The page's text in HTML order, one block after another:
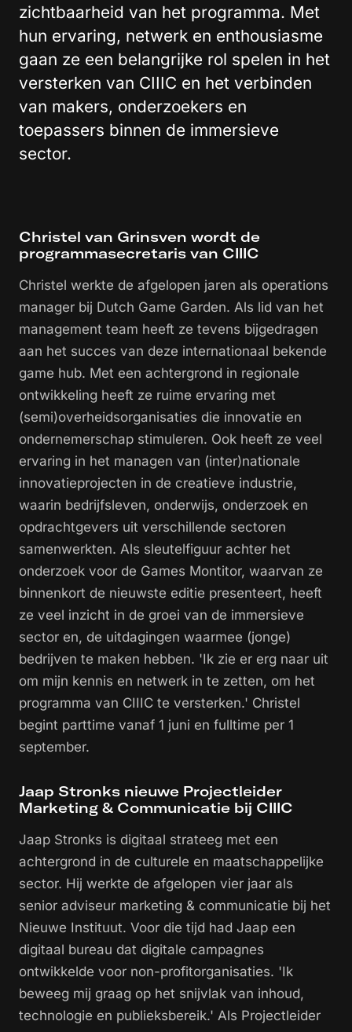
zichtbaarheid van het programma. Met
hun ervaring, netwerk en enthousiasme
gaan ze een belangrijke rol spelen in het
versterken van CIIIC en het verbinden
van makers, onderzoekers en
toepassers binnen de immersieve
sector.
Christel van Grinsven wordt de
programmasecretaris van CIIIC
Christel werkte de afgelopen jaren als operations
manager bij Dutch Game Garden. Als lid van het
management team heeft ze tevens bijgedragen
aan het succes van deze internationaal bekende
game hub. Met een achtergrond in regionale
ontwikkeling heeft ze ruime ervaring met
(semi)overheidsorganisaties die innovatie en
ondernemerschap stimuleren. Ook heeft ze veel
ervaring in het managen van (inter)nationale
innovatieprojecten in de creatieve industrie,
waarin bedrijfsleven, onderwijs, onderzoek en
opdrachtgevers uit verschillende sectoren
samenwerkten. Als sleutelfiguur achter het
onderzoek voor de Games Montitor, waarvan ze
binnenkort de nieuwste editie presenteert, heeft
ze veel inzicht in de groei van de immersieve
sector en, de uitdagingen waarmee (jonge)
bedrijven te maken hebben. 'Ik zie er erg naar uit
om mijn kennis en netwerk in te zetten, om het
programma van CIIIC te versterken.' Christel
begint parttime vanaf 1 juni en fulltime per 1
september.
Jaap Stronks nieuwe Projectleider
Marketing & Communicatie bij CIIIC
Jaap Stronks is digitaal strateeg met een
achtergrond in de culturele en maatschappelijke
sector. Hij werkte de afgelopen vier jaar als
senior adviseur marketing & communicatie bij het
Nieuwe Instituut. Voor die tijd had Jaap een
digitaal bureau dat digitale campagnes
ontwikkelde voor non-profitorganisaties. 'Ik
beweeg mij graag op het snijvlak van inhoud,
technologie en publieksbereik.' Als Projectleider